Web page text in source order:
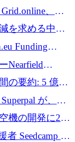
万ユーロを確
、配
万ユーロの
を求める中、
ルで支援
Funding
Nearfield
調達
の要約: 5 億
のテクノロジ
が、
カー プラット
を調達
機の開発に250
者 Seedcamp が